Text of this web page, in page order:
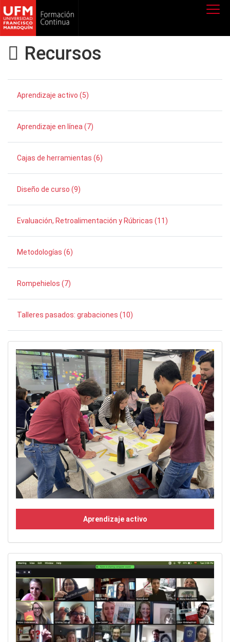
Recursos
Aprendizaje activo (5)
Aprendizaje en línea (7)
Cajas de herramientas (6)
Diseño de curso (9)
Evaluación, Retroalimentación y Rúbricas (11)
Metodologías (6)
Rompehielos (7)
Talleres pasados: grabaciones (10)
Aprendizaje activo